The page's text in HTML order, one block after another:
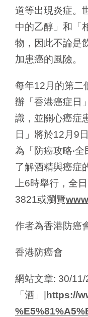
道等出現炎症。
中的乙醇」和「
物，因此不論是
加患癌的風險。
每年12月的第二
辦「香港癌症日
識，並關心癌症
日」將於12月9
為「防癌攻略‧
了解酒精與癌症
上6時舉行，全
3821或瀏覽
作者為香港防癌
香港防癌會
網站文章: 30/11/
「酒」|https://